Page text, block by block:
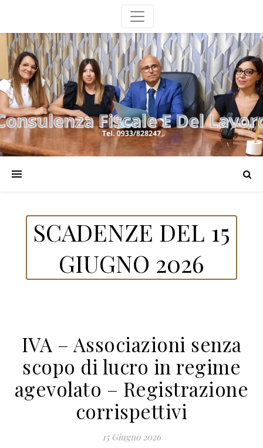
SCADENZE DEL 15
GIUGNO 2026
IVA – Associazioni senza
scopo di lucro in regime
agevolato – Registrazione
corrispettivi
15 Giugno 2026